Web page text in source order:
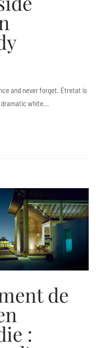
and never forget. Étretat is
white...
de
: